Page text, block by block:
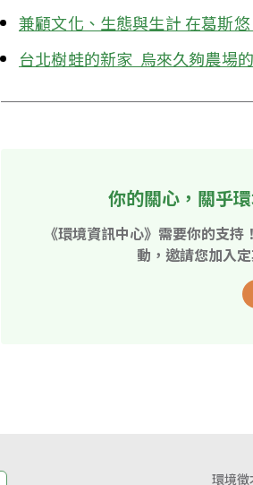
兼顧文化、生態與生計 在葛斯
台北樹蛙的新家  烏來久夠農場
你的關心，關乎
《環境資訊中心》需要你的支
動，邀請您加入
環境徵